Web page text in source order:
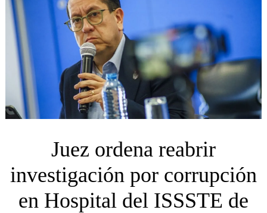
Juez ordena reabrir
investigación por corrupción
en Hospital del ISSSTE de